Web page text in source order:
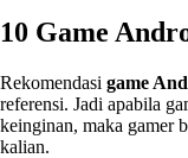
10 Game
Rekomendasi game
referensi. Jadi apabila
keinginan, maka gamer
kalian.